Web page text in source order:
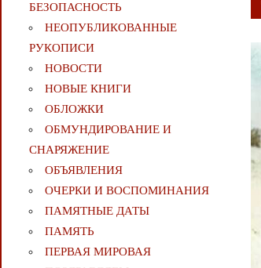
БЕЗОПАСНОСТЬ
НЕОПУБЛИКОВАННЫЕ
РУКОПИСИ
НОВОСТИ
НОВЫЕ КНИГИ
ОБЛОЖКИ
ОБМУНДИРОВАНИЕ И
СНАРЯЖЕНИЕ
ОБЪЯВЛЕНИЯ
ОЧЕРКИ И ВОСПОМИНАНИЯ
ПАМЯТНЫЕ ДАТЫ
ПАМЯТЬ
ПЕРВАЯ МИРОВАЯ